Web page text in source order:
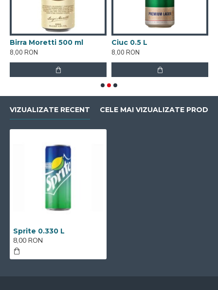
Birra Moretti 500 ml
8,00 RON
Ciuc 0.5 L
8,00 RON
VIZUALIZATE RECENT CELE MAI VIZUALIZATE
Sprite 0.330 L
8,00 RON